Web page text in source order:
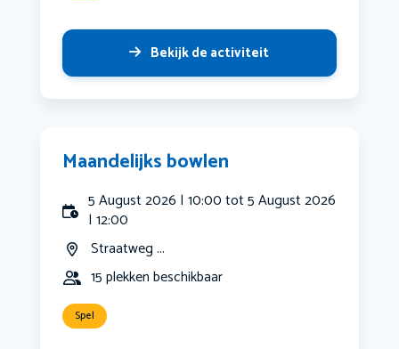
Bekijk de activiteit
Maandelijks bowlen
5 August 2026 | 10:00 tot 5 August 2026
| 12:00
Straatweg ...
15 plekken beschikbaar
Spel